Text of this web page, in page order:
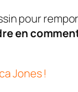
pour
en
Jones !